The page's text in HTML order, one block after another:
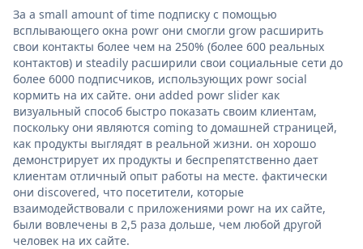
За a small amount of time подписку с помощью
всплывающего окна powr они смогли grow расширить
свои контакты более чем на 250% (более 600 реальных
контактов) и steadily расширили свои социальные сети до
более 6000 подписчиков, использующих powr social
кормить на их сайте. они added powr slider как
визуальный способ быстро показать своим клиентам,
поскольку они являются coming to домашней страницей,
как продукты выглядят в реальной жизни. он хорошо
демонстрирует их продукты и беспрепятственно дает
клиентам отличный опыт работы на месте. фактически
они discovered, что посетители, которые
взаимодействовали с приложениями powr на их сайте,
были вовлечены в 2,5 раза дольше, чем любой другой
человек на их сайте.